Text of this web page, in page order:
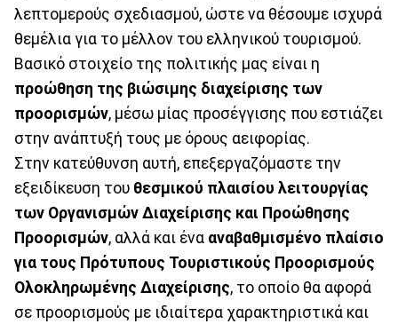
λεπτομερούς σχεδιασμού, ώστε να θέσουμε ισχυρά
θεμέλια για το μέλλον του ελληνικού τουρισμού.
Βασικό στοιχείο της πολιτικής μας είναι η
προώθηση της βιώσιμης διαχείρισης των
προορισμών, μέσω μίας προσέγγισης που εστιάζει
στην ανάπτυξή τους με όρους αειφορίας.
Στην κατεύθυνση αυτή, επεξεργαζόμαστε την
εξειδίκευση του θεσμικού πλαισίου λειτουργίας
των Οργανισμών Διαχείρισης και Προώθησης
Προορισμών, αλλά και ένα αναβαθμισμένο πλαίσιο
για τους Πρότυπους Τουριστικούς Προορισμούς
Ολοκληρωμένης Διαχείρισης, το οποίο θα αφορά
σε προορισμούς με ιδιαίτερα χαρακτηριστικά και